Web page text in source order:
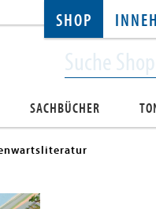
SHOP
SACHBÜCHER